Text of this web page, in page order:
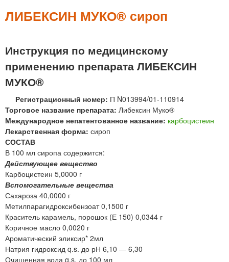
ЛИБЕКСИН МУКО® сироп
Инструкция по медицинскому
применению препарата ЛИБЕКСИН
МУКО®
Регистрационный номер: П N013994/01-110914
Торговое название препарата: Либексин Муко®
Международное непатентованное название: карбоцистеин
Лекарственная форма: сироп
СОСТАВ
В 100 мл сиропа содержится:
Действующее вещество
Карбоцистеин 5,0000 г
Вспомогательные вещества
Сахароза 40,0000 г
Метилпарагидроксибензоат 0,1500 г
Краситель карамель, порошок (Е 150) 0,0344 г
Коричное масло 0,0020 г
Ароматический эликсир* 2мл
Натрия гидроксид q.s. до рН 6,10 — 6,30
Очищенная вода q.s. до 100 мл